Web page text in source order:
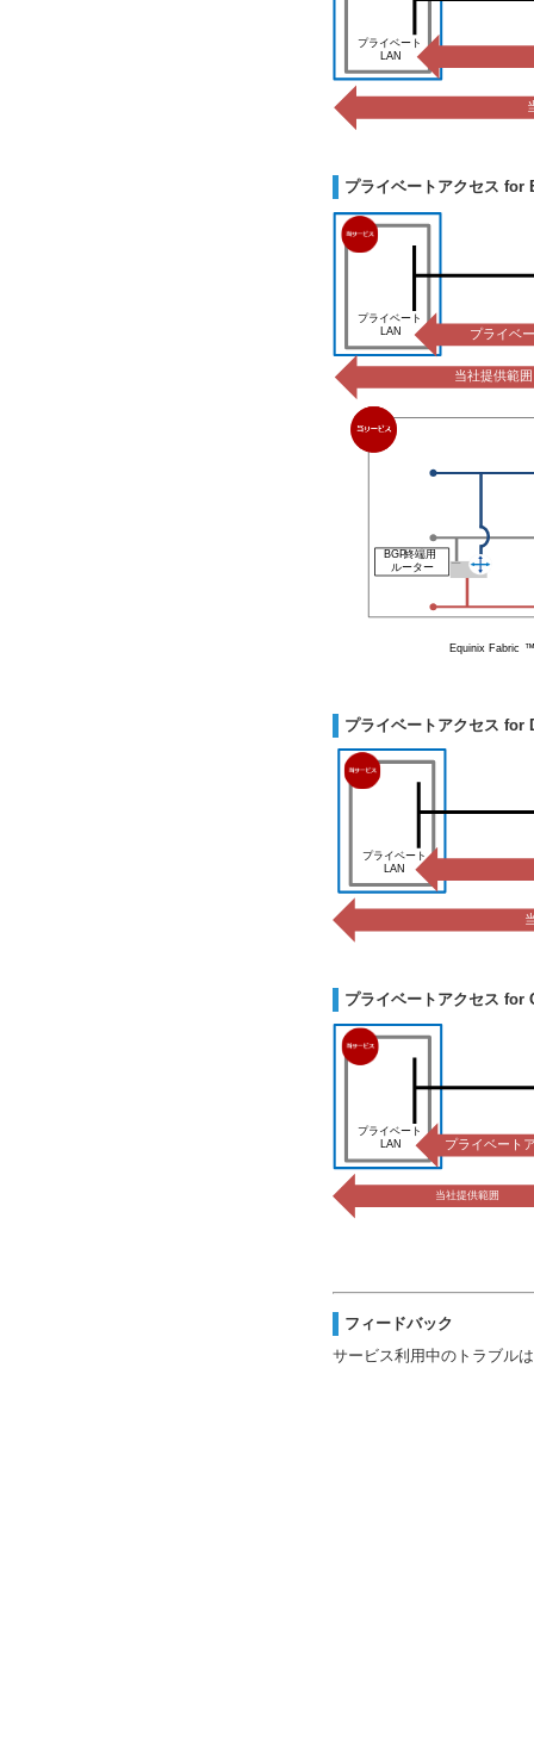
プライベートアクセス
プライベートアクセス
プライベートアクセス for
フィードバック
サービス利用中のトラブル